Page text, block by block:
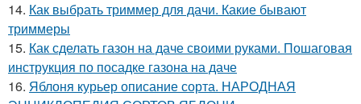
14. Как выбрать триммер для дачи. Какие бывают
триммеры
15. Как сделать газон на даче своими руками. Пошаговая
инструкция по посадке газона на даче
16. Яблоня курьер описание сорта. НАРОДНАЯ